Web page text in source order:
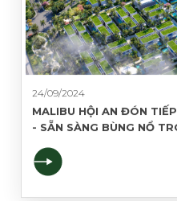
24/09/2024
MALIBU HỘI AN ĐÓN
- SẴN SÀNG BÙNG NỔ